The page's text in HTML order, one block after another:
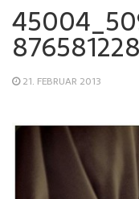
21. FEBRUAR 2013